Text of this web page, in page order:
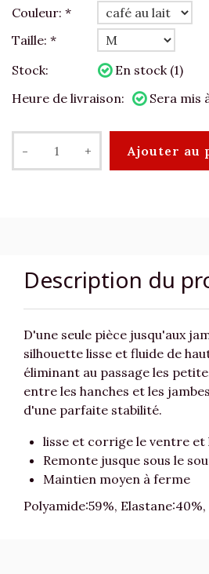
Couleur: *
Taille: *
Stock:
En stock (1)
Heure de livraison:
Sera mis
- + Ajouter au
Description du
D'une seule pièce jusqu'aux
silhouette lisse et fluide de
éliminant au passage les
entre les hanches et les
d'une parfaite stabilité.
lisse et corrige le ventre et
Remonte jusque sous le
Maintien moyen à ferme
Polyamide:59%,